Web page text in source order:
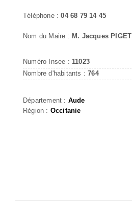
Téléphone :04 68 79 14 45
Nom du Maire : M. Jacques PIGET
Numéro Insee : 11023
Nombre d'habitants :764
Département : Aude
Région : Occitanie